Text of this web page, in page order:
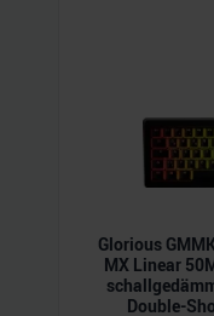
Glorious
MX Linear
Double-